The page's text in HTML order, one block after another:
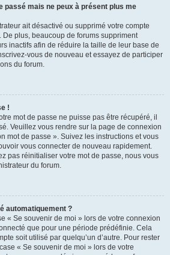
passé mais ne peux à présent plus me
ait désactivé ou supprimé votre compte
plus, beaucoup de forums suppriment
inactifs afin de réduire la taille de leur base de
vous de nouveau et essayez de participer
du forum.
!
mot de passe ne puisse pas être récupéré, il
Veuillez vous rendre sur la page de connexion
mot de passe ». Suivez les instructions et vous
vous connecter de nouveau rapidement.
pas réinitialiser votre mot de passe, nous vous
du forum.
automatiquement ?
« Se souvenir de moi » lors de votre connexion
que pour une période prédéfinie. Cela
soit utilisé par quelqu’un d’autre. Pour rester
« Se souvenir de moi » lors de votre